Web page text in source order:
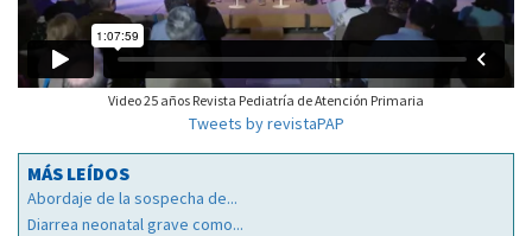
Video 25 años Revista Pediatría de Atención Primaria
Tweets by revistaPAP
MÁS LEÍDOS
Abordaje de la sospecha de...
Diarrea neonatal grave como...